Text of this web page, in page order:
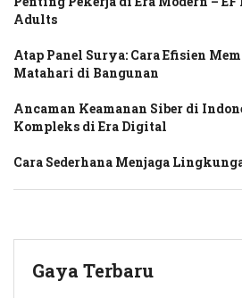
Adults
Atap Panel Surya: Cara Efisien
Matahari di Bangunan
Ancaman Keamanan Siber di
Kompleks di Era Digital
Cara Sederhana Menjaga
Gaya Terbaru